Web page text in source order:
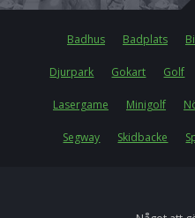
Badhus Badplats
Djurpark Gokart Golf
Lasergame Minigolf
Segway Skidbacke